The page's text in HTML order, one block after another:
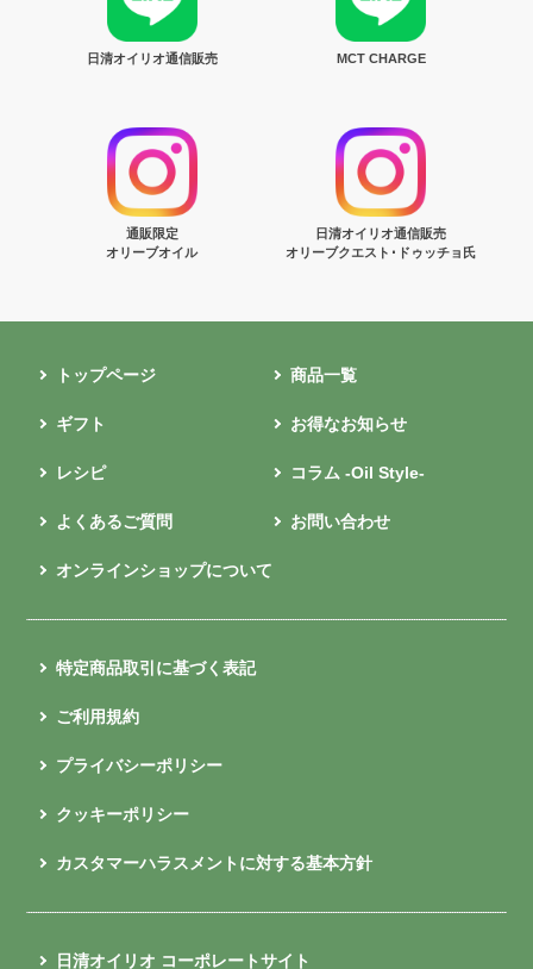
日清オイリオ通信販売 MCT CHARGE
通販限定
オリーブオイル
日清オイリオ通信販売
オリーブクエスト･ドゥッチョ氏
トップページ 商品一覧
ギフト お得なお知らせ
レシピ コラム -Oil Style-
よくあるご質問 お問い合わせ
オンラインショップについて
特定商品取引に基づく表記
ご利用規約
プライバシーポリシー
クッキーポリシー
カスタマーハラスメントに対する基本方針
日清オイリオ コーポレートサイト